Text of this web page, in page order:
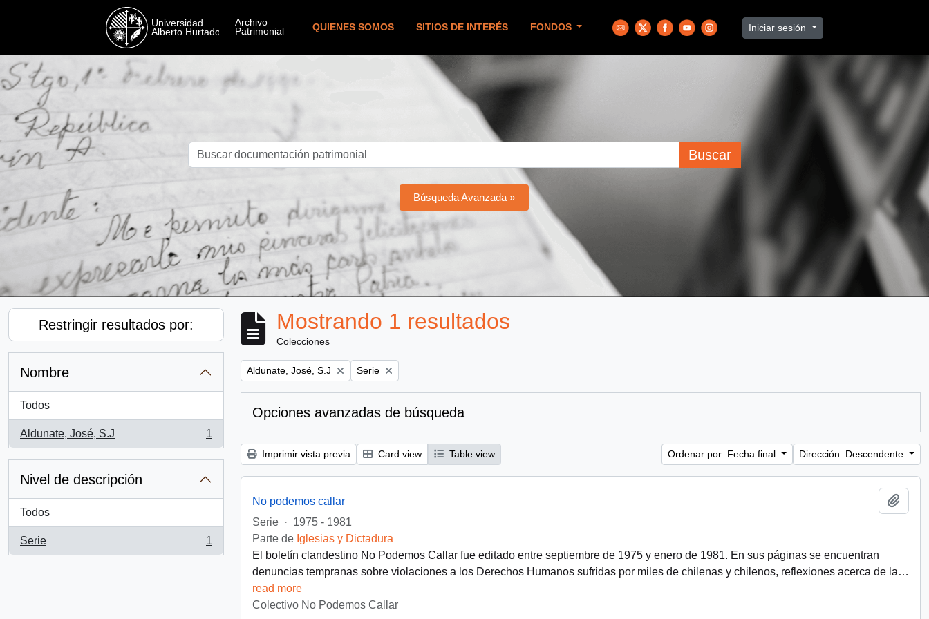
QUIENES SOMOS SITIOS DE INTERÉS FONDOS Iniciar sesión
Buscar
Búsqueda Avanzada »
Restringir resultados por:
Nombre
Todos
Aldunate, José, S.J
, 1 resultados
1
Nivel de descripción
Todos
Serie
, 1 resultados
1
Mostrando 1 resultados
Colecciones
Remove filter:
Aldunate, José, S.J Remove filter:
Serie
Opciones avanzadas de búsqueda
Imprimir vista previa Card view Table view Ordenar por: Fecha final Dirección: Descendente
No podemos callar
Serie · 1975 - 1981
Parte de Iglesias y Dictadura
El boletín clandestino No Podemos Callar fue editado entre septiembre de 1975 y enero de 1981. En sus páginas se encuentran
denuncias tempranas sobre violaciones a los Derechos Humanos sufridas por miles de chilenas y chilenos, reflexiones acerca de la…
read more
Colectivo No Podemos Callar